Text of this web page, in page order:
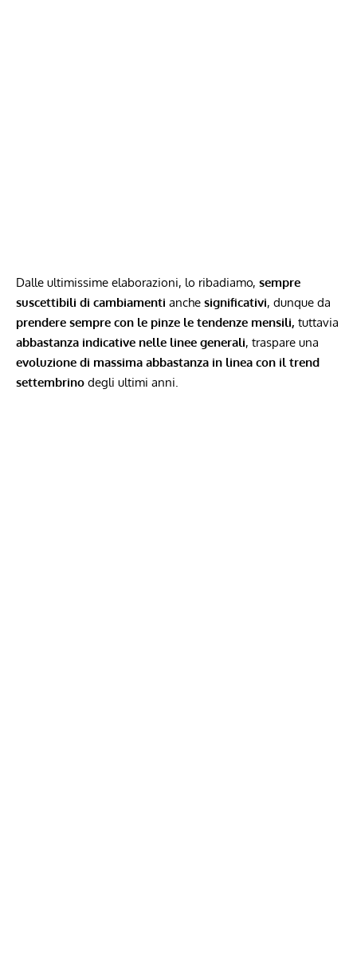
Dalle ultimissime elaborazioni, lo ribadiamo, sempre
suscettibili di cambiamenti anche significativi, dunque da
prendere sempre con le pinze le tendenze mensili, tuttavia
abbastanza indicative nelle linee generali, traspare una
evoluzione di massima abbastanza in linea con il trend
settembrino degli ultimi anni.